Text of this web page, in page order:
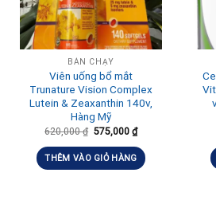
BÁN CHẠY
Viên uống bổ mắt
Trunature Vision Complex
Lutein & Zeaxanthin 140v,
Hàng Mỹ
620,000₫ 575,000 ₫
THÊM VÀO GIỎ HÀNG